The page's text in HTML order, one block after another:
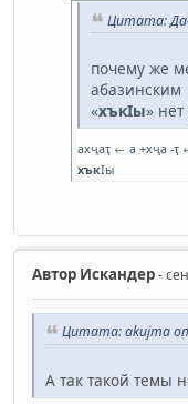
Цитата:
почему же
абазинским
«хъкIы» нет
ахҷаҭ ← а +хҷа -ҭ
хъкIы
Автор Искандер-
Цитата: akujma
А так такой темы